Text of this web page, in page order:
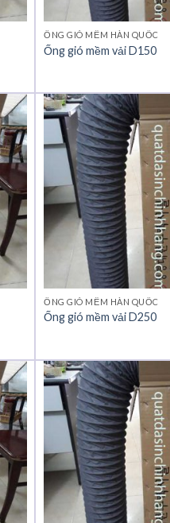
ỐNG GIÓ MỀM HÀN QUỐC
Ống gió mềm vải D150
ỐNG GIÓ MỀM HÀN QUỐC
Ống gió mềm vải D250